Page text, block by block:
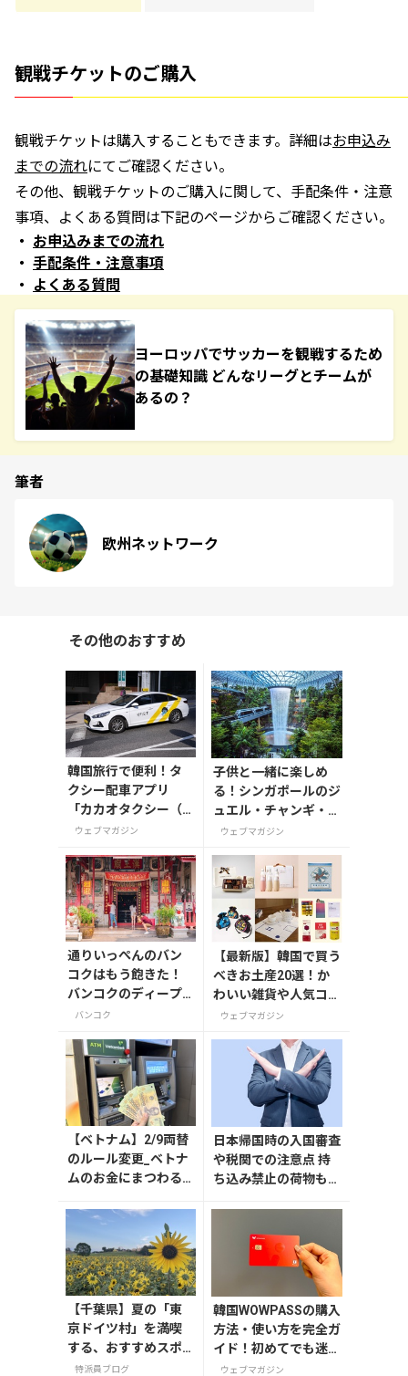
観戦チケットのご購入
観戦チケットは購入することもできます。詳細はお申込み
までの流れにてご確認ください。
その他、観戦チケットのご購入に関して、手配条件・注意
事項、よくある質問は下記のページからご確認ください。
お申込みまでの流れ
手配条件・注意事項
よくある質問
ヨーロッパでサッカーを観戦するため
の基礎知識 どんなリーグとチームが
あるの？
筆者
欧州ネットワーク
その他のおすすめ
韓国旅行で便利！タ
クシー配車アプリ
「カカオタクシー（K
AKAO T）」の登録・
ウェブマガジン
子供と一緒に楽しめ
る！シンガポールのジ
ュエル・チャンギ・エ
アポート
ウェブマガジン
通りいっぺんのバン
コクはもう飽きた！
バンコクのディープ
で穴場のおすすめス
バンコク
【最新版】韓国で買う
べきお土産20選！か
わいい雑貨や人気コス
メを紹介
ウェブマガジン
【ベトナム】2/9両替
のルール変更_ベトナ
ムのお金にまつわる
日本帰国時の入国審査
や税関での注意点 持
ち込み禁止の荷物も解
【千葉県】夏の「東
京ドイツ村」を満喫
する、おすすめスポ
ット3選
特派員ブログ
韓国WOWPASSの購入
方法・使い方を完全ガ
イド！初めてでも迷わ
ない
ウェブマガジン